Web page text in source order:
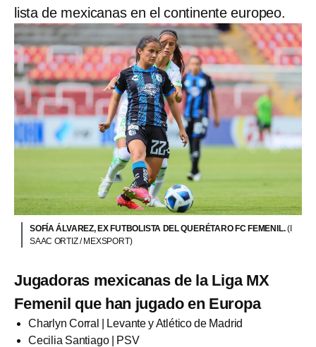
lista de mexicanas en el continente europeo.
SOFÍA ÁLVAREZ, EX FUTBOLISTA DEL QUERÉTARO FC FEMENIL.(I
SAAC ORTIZ / MEXSPORT)
Jugadoras mexicanas de la Liga MX
Femenil que han jugado en Europa
Charlyn Corral | Levante y Atlético de Madrid
Cecilia Santiago | PSV